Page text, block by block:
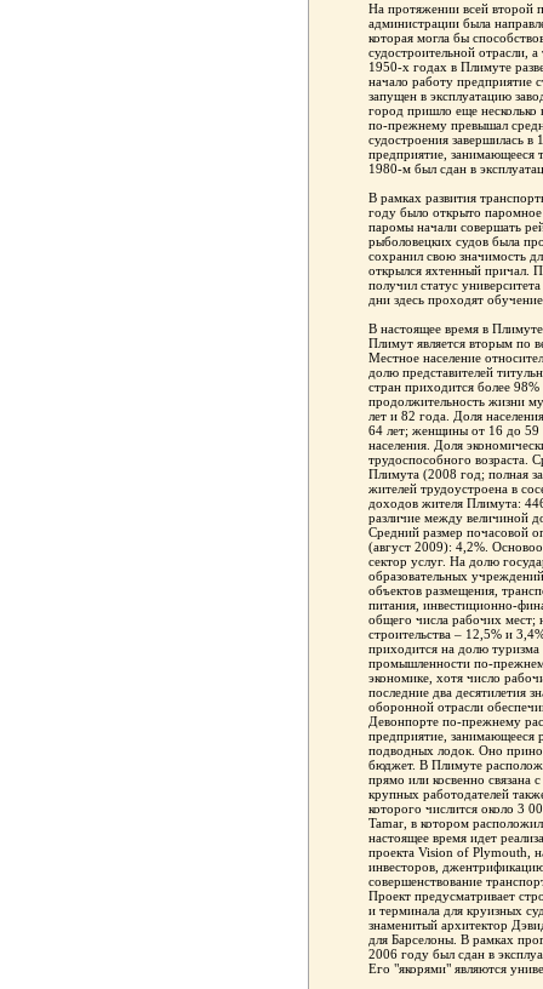
На протяжении всей второй
администрации была
которая могла бы
судостроительной отрасли,
1950-х годах в Плимуте
начало работу предприятие
запущен в эксплуатацию
город пришло еще
по-прежнему превышал
судостроения завершилась в
предприятие, занимающееся
1980-м был сдан в
В рамках развития
году было открыто
паромы начали совершать
рыболовецких судов была
сохранил свою значимость
открылся яхтенный причал.
получил статус
дни здесь проходят
В настоящее время в
Плимут является вторым по
Местное население
долю представителей
стран приходится более
продолжительность жизни
лет и 82 года. Доля
64 лет; женщины от 16 до 59
населения. Доля
трудоспособного возраста.
Плимута (2008 год; полная
жителей трудоустроена в
доходов жителя Плимута:
различие между величиной
Средний размер почасовой
(август 2009): 4,2%.
сектор услуг. На долю
образовательных
объектов размещения,
питания, инвестиционно-
общего числа рабочих мест;
строительства – 12,5% и
приходится на долю
промышленности по-
экономике, хотя число
последние два десятилетия
оборонной отрасли
Девонпорте по-прежнему
предприятие,
подводных лодок. Оно
бюджет. В Плимуте
прямо или косвенно
крупных работодателей
которого числится около 3
Tamar, в котором
настоящее время идет
проекта Vision of Plymouth,
инвесторов,
совершенствование
Проект предусматривает
и терминала для круизных
знаменитый архитектор
для Барселоны. В рамках
2006 году был сдан в
Его "якорями" являются